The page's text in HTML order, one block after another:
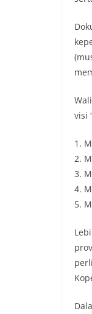
visi
1.
2.
3.
4.
5.